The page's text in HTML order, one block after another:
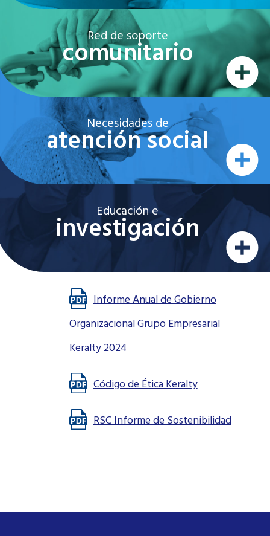
Red de soporte
comunitario
Necesidades de
atención social
Educación e
investigación
Informe Anual de Gobierno
Organizacional Grupo Empresarial
Keralty 2024
Código de Ética Keralty
RSC Informe de Sostenibilidad